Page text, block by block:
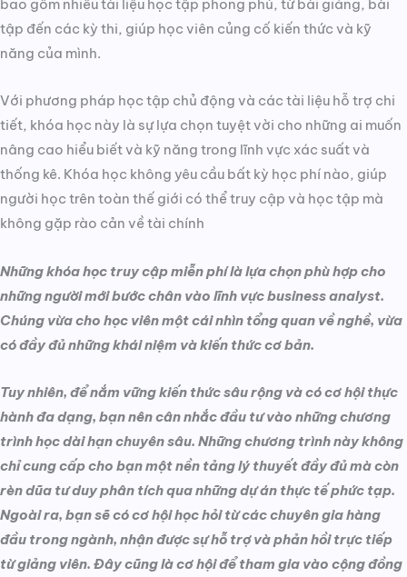
bao gồm nhiều tài liệu học tập phong phú, từ bài giảng, bài
tập đến các kỳ thi, giúp học viên củng cố kiến thức và kỹ
năng của mình.
Với phương pháp học tập chủ động và các tài liệu hỗ trợ chi
tiết, khóa học này là sự lựa chọn tuyệt vời cho những ai muốn
nâng cao hiểu biết và kỹ năng trong lĩnh vực xác suất và
thống kê. Khóa học không yêu cầu bất kỳ học phí nào, giúp
người học trên toàn thế giới có thể truy cập và học tập mà
không gặp rào cản về tài chính​
Những khóa học truy cập miễn phí là lựa chọn phù hợp cho
những người mới bước chân vào lĩnh vực business analyst.
Chúng vừa cho học viên một cái nhìn tổng quan về nghề, vừa
có đầy đủ những khái niệm và kiến thức cơ bản.
Tuy nhiên, để nắm vững kiến thức sâu rộng và có cơ hội thực
hành đa dạng, bạn nên cân nhắc đầu tư vào những chương
trình học dài hạn chuyên sâu. Những chương trình này không
chỉ cung cấp cho bạn một nền tảng lý thuyết đầy đủ mà còn
rèn dũa tư duy phân tích qua những dự án thực tế phức tạp.
Ngoài ra, bạn sẽ có cơ hội học hỏi từ các chuyên gia hàng
đầu trong ngành, nhận được sự hỗ trợ và phản hồi trực tiếp
từ giảng viên. Đây cũng là cơ hội để tham gia vào cộng đồng